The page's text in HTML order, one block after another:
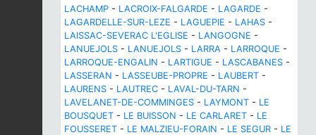
LACHAMP - LACROIX-FALGARDE - LAGARDE -
LAGARDELLE-SUR-LEZE - LAGUEPIE - LAHAS -
LAISSAC-SEVERAC L'EGLISE - LANGOGNE -
LANUEJOLS - LANUEJOLS - LARRA - LARROQUE -
LARROQUE-ENGALIN - LARTIGUE - LASCABANES -
LASSERAN - LASSEUBE-PROPRE - LAUBERT -
LAURENS - LAUTREC - LAVAL-DU-TARN -
LAVELANET-DE-COMMINGES - LAYMONT - LE
BOUSQUET - LE BUISSON - LE CARLARET - LE
FOUSSERET - LE MALZIEU-FORAIN - LE SEGUR - LE